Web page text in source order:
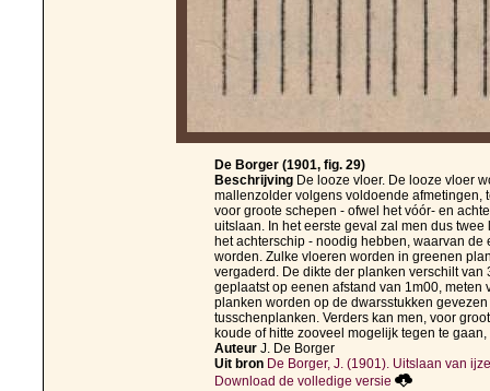
De Borger (1901, fig. 29)
Beschrijving De looze vloer. De looze vloer
mallenzolder volgens voldoende afmetingen,
voor groote schepen - ofwel het vóór- en
uitslaan. In het eerste geval zal men dus
het achterschip - noodig hebben, waarvan
worden. Zulke vloeren worden in greenen
vergaderd. De dikte der planken verschilt van
geplaatst op eenen afstand van 1m00,
planken worden op de dwarsstukken
tusschenplanken. Verders kan men, voor
koude of hitte zooveel mogelijk tegen te
Auteur J. De Borger
Uit bron De Borger, J. (1901). Uitslaan van
Download de volledige versie